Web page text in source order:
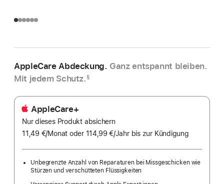
AppleCare Abdeckung. Ganz entspannt bleiben.
Mit jedem Schutz. §
AppleCare+
Nur dieses Produkt absichern
11,49 €/Monat pro
oder 114,99 €/Jahr Pro
bis zur Kündigung
Unbegrenzte Anzahl von Reparaturen bei Missgeschicken wie
Stürzen und verschütteten Flüssigkeiten